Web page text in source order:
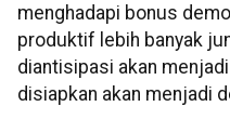
menghadapi bonus
produktif lebih banyak
diantisipasi akan
disiapkan akan menjadi